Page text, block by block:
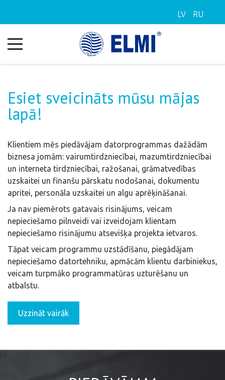
LV RU
Esiet sveicināts mūsu mājas
lapā!
Klientiem mēs piedāvājam datorprogrammas dažādām
biznesa jomām: vairumtirdzniecībai, mazumtirdzniecībai
un interneta tirdzniecībai, ražošanai, grāmatvedības
uzskaitei un finanšu pārskatu nodošanai, dokumentu
apritei, personāla uzskaitei un algu aprēķināšanai.
Ja nav piemērots gatavais risinājums, veicam
nepieciešamo pilnveidi vai izveidojam klientam
nepieciešamo risinājumu atsevišķa projekta ietvaros.
Tāpat veicam programmu uzstādīšanu, piegādājam
nepieciešamo datortehniku, apmācām klientu darbiniekus,
veicam turpmāko programmatūras uzturēšanu un
atbalstu.
Uzzināt vairāk